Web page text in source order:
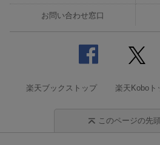
お問い合わせ窓口
楽天ブックストップ 楽天Koboト
このページの先